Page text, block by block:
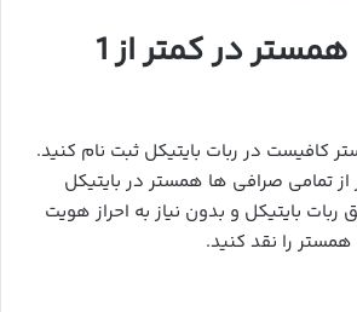
فروش توکن همستر در کمتر از 1
کافیست در ربات بایتیکل ثبت نام کنید.
و زودتر از تمامی صرافی ها همستر در بایتیکل
بایتیکل و بدون نیاز به احراز هویت
همستر را نقد کنید.